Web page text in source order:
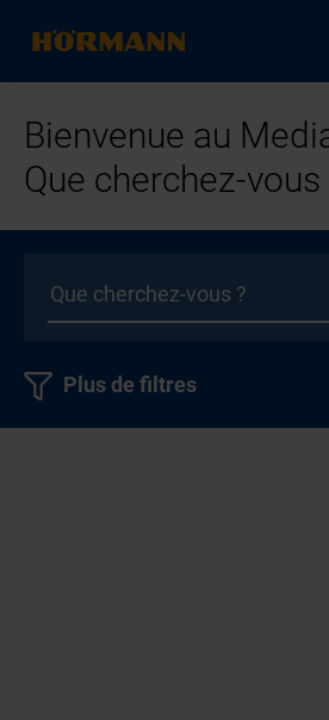
Bienvenue au
Que cherchez-vous
Plus de filtres